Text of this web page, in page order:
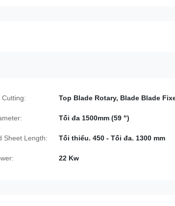
Cutting: Top Blade Rotary, Blade Blade
Tối đa 1500mm (59 ")
Sheet Length: Tối thiểu. 450 - Tối đa. 1300 mm
22 Kw